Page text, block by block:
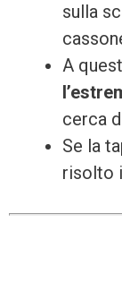
sulla
A
cerca
Se la
risolto